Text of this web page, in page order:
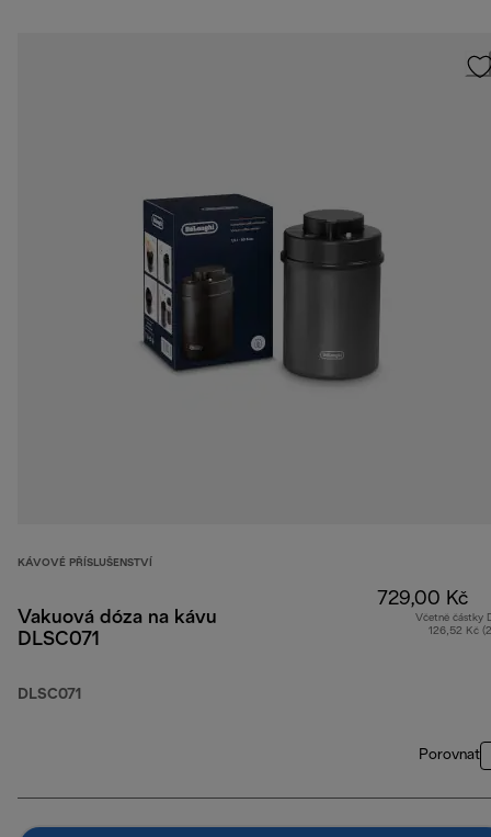
KÁVOVÉ PŘÍSLUŠENSTVÍ
Vakuová dóza na kávu
DLSC071
DLSC071
729,00 Kč
Včetně částky
126,52 Kč
Porovnat